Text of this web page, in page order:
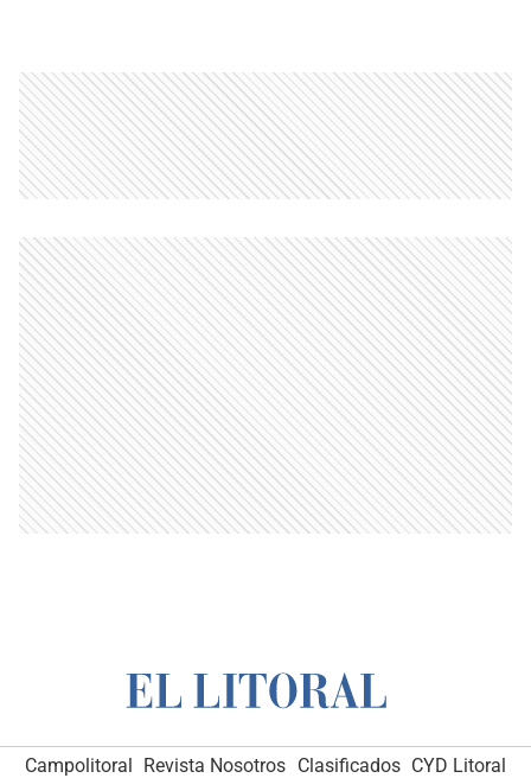
Campolitoral Revista Nosotros Clasificados CYD Litoral